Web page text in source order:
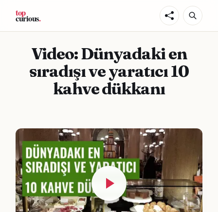
Video: Dünyadaki en
sıradışı ve yaratıcı 10
kahve dükkanı